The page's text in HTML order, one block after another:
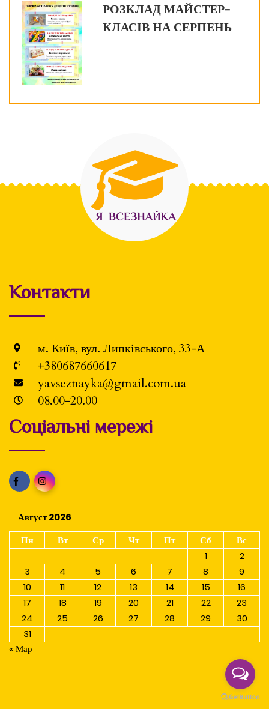
РОЗКЛАД МАЙСТЕР-
КЛАСІВ НА СЕРПЕНЬ
Контакти
м. Київ, вул. Липківського, 33-А
+380687660617
yavseznayka@gmail.com.ua
08.00-20.00
Соціальні мережі
Август 2026
Пн
Вт Ср Чт Пт Сб
Вс
1
2
3
4 5 6 7 8
9
10
11 12 13 14 15
16
17
18 19 20 21 22
23
24
25 26 27 28 29
30
31
« Мар